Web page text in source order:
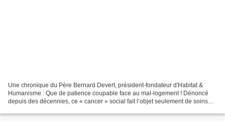
Une chronique du Père Bernard Devert, président-fondateur d'Habitat &
Humanisme : Que de patience coupable face au mal-logement ! Dénoncé
depuis des décennies, ce « cancer » social fait l’objet seulement de soins